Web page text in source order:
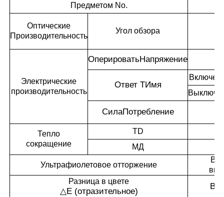
Предметом No.
Оптические
Производительность
Угол обзора
Электрические
производительность
ОперироватьНапряжение
Ответ TИмя
СилаПотребление
Тепло
сокращение
TD
МД
Ультрафиолетовое отторжение
Разница в цвете
△E (отразительное)